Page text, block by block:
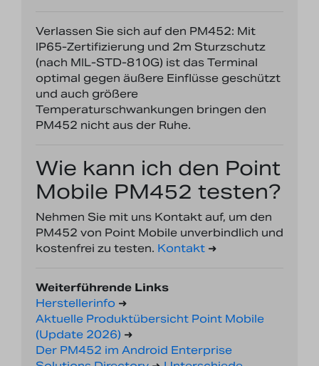
Verlassen Sie sich auf den PM452: Mit
IP65-Zertifizierung und 2m Sturzschutz
(nach MIL-STD-810G) ist das Terminal
optimal gegen äußere Einflüsse geschützt
und auch größere
Temperaturschwankungen bringen den
PM452 nicht aus der Ruhe.
Wie kann ich den Point
Mobile PM452 testen?
Nehmen Sie mit uns Kontakt auf, um den
PM452 von Point Mobile unverbindlich und
kostenfrei zu testen. Kontakt ➜
Weiterführende Links
Herstellerinfo ➜
Aktuelle Produktübersicht Point Mobile
(Update 2026) ➜
Der PM452 im Android Enterprise